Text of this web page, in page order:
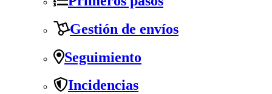
Gestión de envíos
Seguimiento
Incidencias